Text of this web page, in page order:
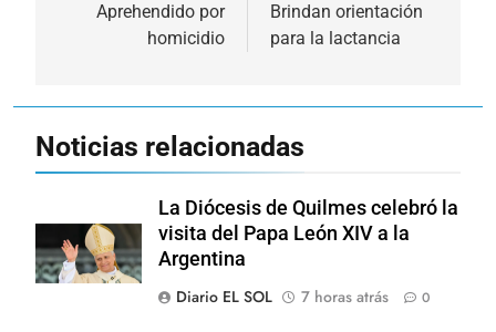
Aprehendido por
homicidio
Brindan orientación
para la lactancia
Noticias relacionadas
La Diócesis de Quilmes celebró la
visita del Papa León XIV a la
Argentina
Diario EL SOL
7 horas atrás 0